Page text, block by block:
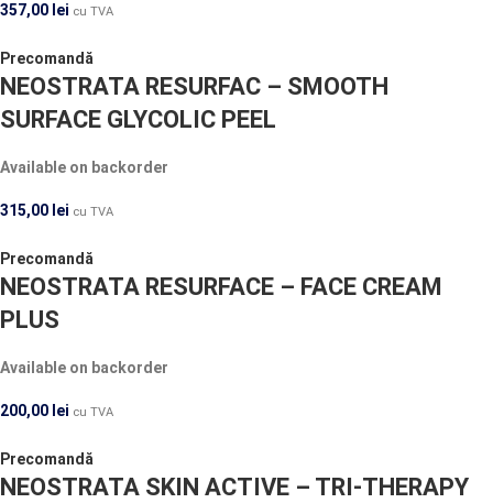
357,00 lei cu TVA
Precomandă
NEOSTRATA RESURFAC – SMOOTH
SURFACE GLYCOLIC PEEL
Available on backorder
315,00 lei cu TVA
Precomandă
NEOSTRATA RESURFACE – FACE CREAM
PLUS
Available on backorder
200,00 lei cu TVA
Precomandă
NEOSTRATA SKIN ACTIVE – TRI-THERAPY